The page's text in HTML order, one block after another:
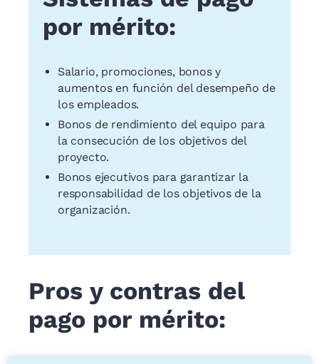
por mérito:
Salario, promociones, bonos y
aumentos en función del desempeño de
los empleados.
Bonos de rendimiento del equipo para
la consecución de los objetivos del
proyecto.
Bonos ejecutivos para garantizar la
responsabilidad de los objetivos de la
organización.
Pros y contras del
pago por mérito: